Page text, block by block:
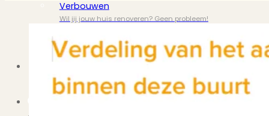
Verbouwen
Wil jij jouw huis renoveren? Geen probleem!
Bekijk het overzicht van alle diensten..
Over PUUR*